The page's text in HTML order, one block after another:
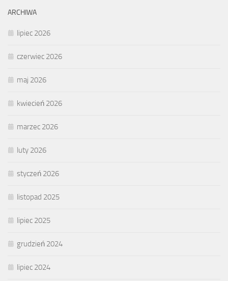
ARCHIWA
lipiec 2026
czerwiec 2026
maj 2026
kwiecień 2026
marzec 2026
luty 2026
styczeń 2026
listopad 2025
lipiec 2025
grudzień 2024
lipiec 2024